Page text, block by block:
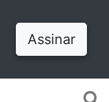
Assinar